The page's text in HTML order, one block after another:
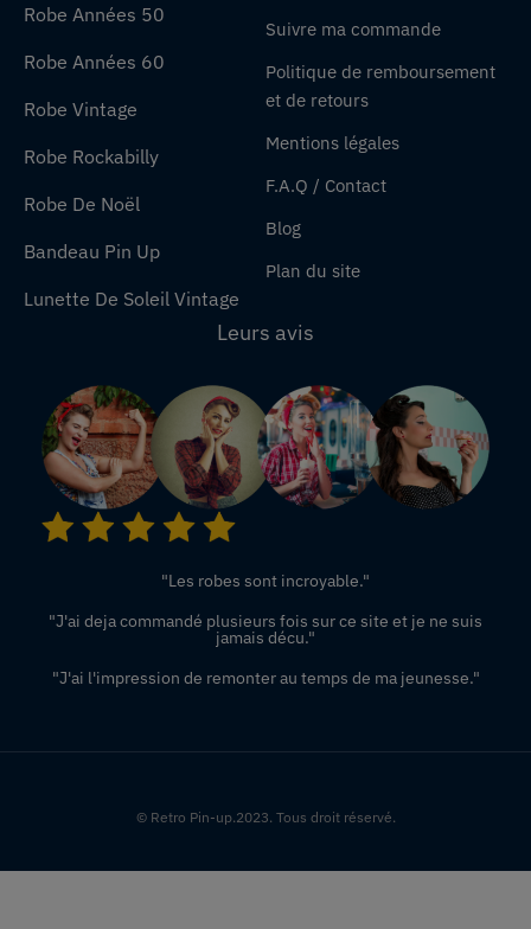
Robe Années 50
Robe Années 60
Robe Vintage
Robe Rockabilly
Robe De Noël
Bandeau Pin Up
Lunette De Soleil Vintage
Suivre ma commande
Politique de remboursement
et de retours
Mentions légales
F.A.Q / Contact
Blog
Plan du site
Leurs avis
"Les robes sont incroyable."
"J'ai deja commandé plusieurs fois sur ce site et je ne suis
jamais décu."
"J'ai l'impression de remonter au temps de ma jeunesse."
© Retro Pin-up.2023. Tous droit réservé.